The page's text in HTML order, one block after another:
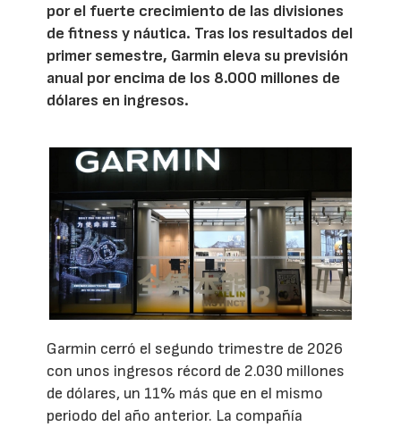
por el fuerte crecimiento de las divisiones
de fitness y náutica. Tras los resultados del
primer semestre, Garmin eleva su previsión
anual por encima de los 8.000 millones de
dólares en ingresos.
Garmin cerró el segundo trimestre de 2026
con unos ingresos récord de 2.030 millones
de dólares, un 11% más que en el mismo
periodo del año anterior. La compañía